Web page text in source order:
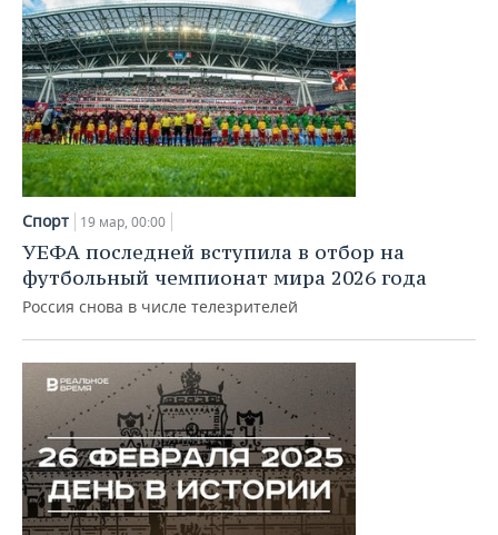
Спорт 19 мар, 00:00
УЕФА последней вступила в отбор на
футбольный чемпионат мира 2026 года
Россия снова в числе телезрителей